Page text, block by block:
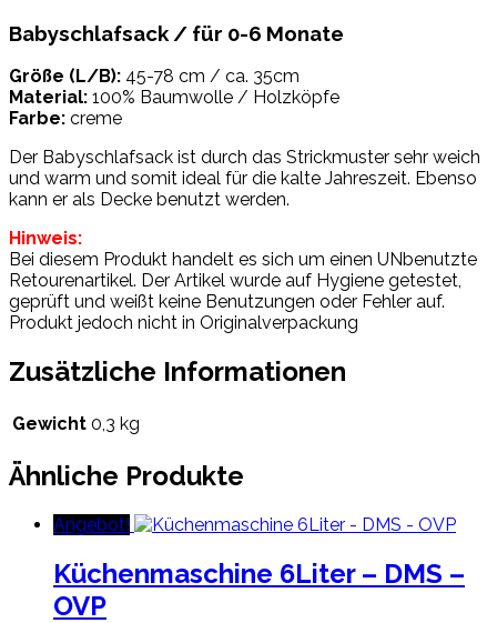
Babyschlafsack / für 0-6 Monate
Größe (L/B): 45-78 cm / ca. 35cm
Material: 100% Baumwolle / Holzköpfe
Farbe: creme
Der Babyschlafsack ist durch das Strickmuster sehr weich
und warm und somit ideal für die kalte Jahreszeit. Ebenso
kann er als Decke benutzt werden.
Hinweis:
Bei diesem Produkt handelt es sich um einen UNbenutzte
Retourenartikel. Der Artikel wurde auf Hygiene getestet,
geprüft und weißt keine Benutzungen oder Fehler auf.
Produkt jedoch nicht in Originalverpackung
Zusätzliche Informationen
Gewicht 0,3 kg
Ähnliche Produkte
Angebot!
Küchenmaschine 6Liter – DMS –
OVP